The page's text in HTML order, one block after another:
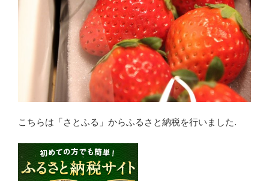
こちらは「さとふる」からふるさと納税を行いました.